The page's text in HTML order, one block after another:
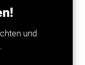
und
Euro-6D-
tritt. In diesem
anderem um